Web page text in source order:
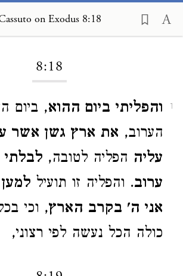
on Exodus 8:18
8:18
1 והפליתי ביום ההוא, ביום
הערוב, את ארץ גשן אשר
עליה הפליה לטובה,
ערוב. והפליה זו תועיל
אני ה' בקרב הארץ, וכי
כולה הכל נעשה לפי רצוני,